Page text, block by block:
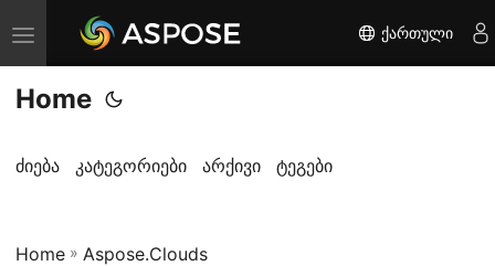
T
o
g
l
a
ქართული
Home
ძიება კატეგორიები არქივი ტეგები
Home » Aspose.Clouds